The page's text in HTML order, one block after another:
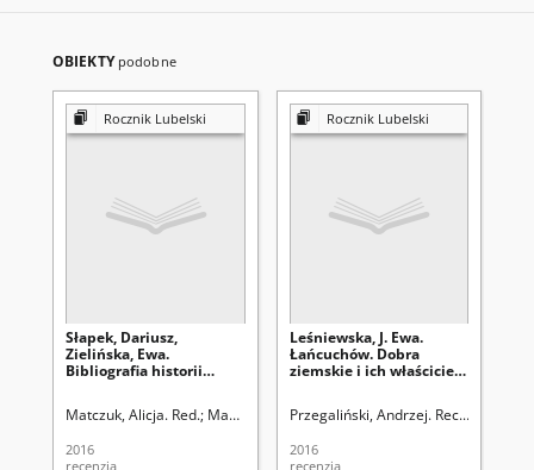
OBIEKTY podobne
Rocznik Lubelski
Słapek, Dariusz,
Zielińska, Ewa.
Bibliografia historii
Dokumentacji Historii
132: [recenzja]
Matczuk, Alicja. Red. Mazur, Mariusz. Red nacz.
2016
recenzja
Rocznik Lubelski
Leśniewska, J. Ewa.
Łańcuchów. Dobra
ziemskie i ich właściciele
Wydawnictwo Werset,
[recenzja]
Przegaliński, Andrzej. Rec.
2016
recenzja